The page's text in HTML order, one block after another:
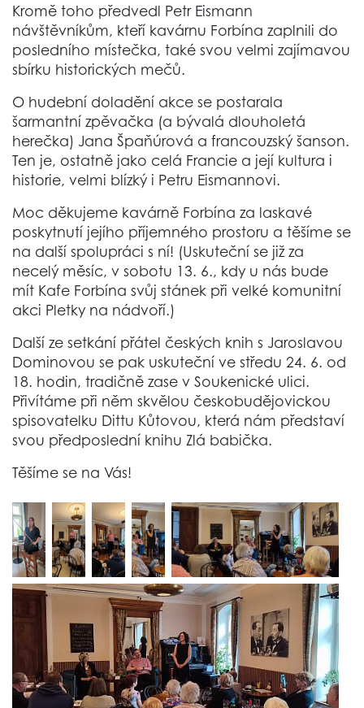
Kromě toho předvedl Petr Eismann
návštěvníkům, kteří kavárnu Forbína zaplnili do
posledního místečka, také svou velmi zajímavou
sbírku historických mečů.
O hudební doladění akce se postarala
šarmantní zpěvačka (a bývalá dlouholetá
herečka) Jana Špaňúrová a francouzský šanson.
Ten je, ostatně jako celá Francie a její kultura i
historie, velmi blízký i Petru Eismannovi.
Moc děkujeme kavárně Forbína za laskavé
poskytnutí jejího příjemného prostoru a těšíme se
na další spolupráci s ní! (Uskuteční se již za
necelý měsíc, v sobotu 13. 6., kdy u nás bude
mít Kafe Forbína svůj stánek při velké komunitní
akci Pletky na nádvoří.)
Další ze setkání přátel českých knih s Jaroslavou
Dominovou se pak uskuteční ve středu 24. 6. od
18. hodin, tradičně zase v Soukenické ulici.
Přivítáme při něm skvělou českobudějovickou
spisovatelku Dittu Kůtovou, která nám představí
svou předposlední knihu Zlá babička.
Těšíme se na Vás!